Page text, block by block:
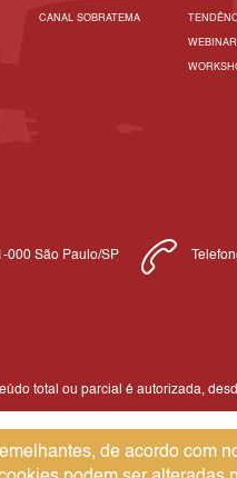
CANAL SOBRATEMA
000 São Paulo/SP
total ou parcial é autorizada,
de acordo com